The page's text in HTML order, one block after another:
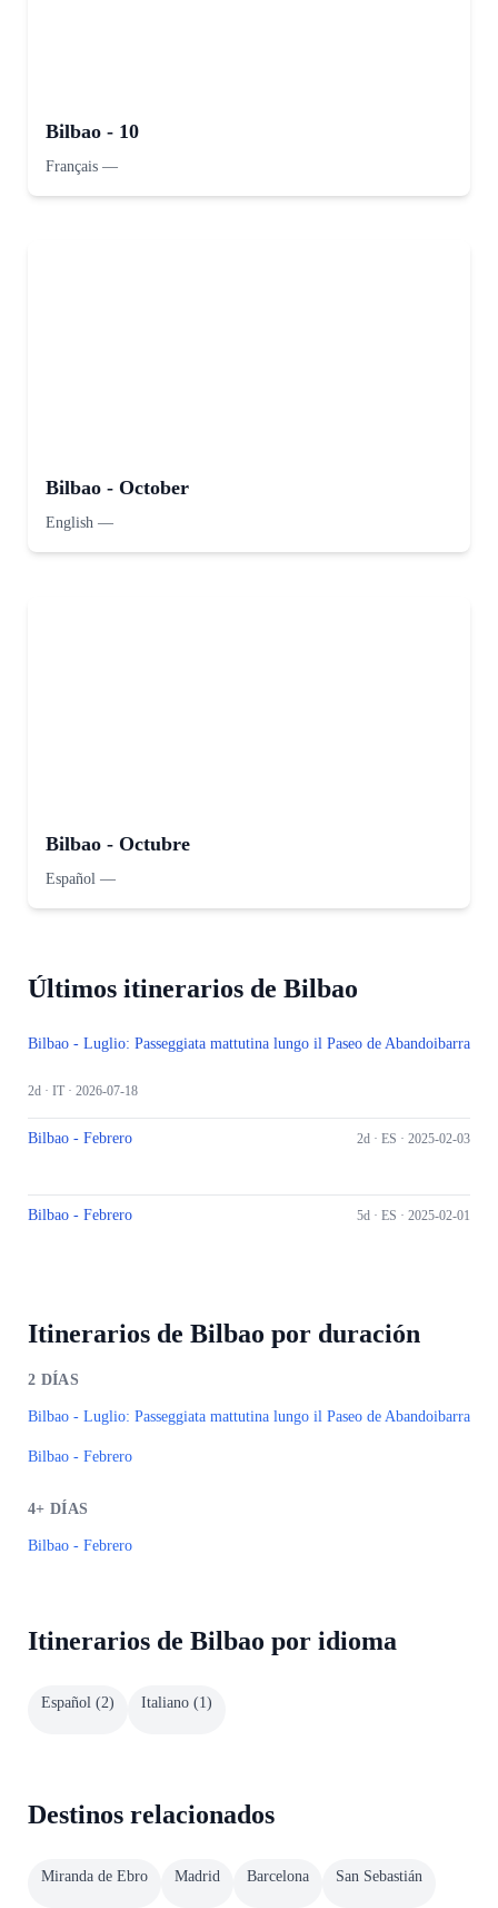
Bilbao - 10
Français —
Bilbao - October
English —
Bilbao - Octubre
Español —
Últimos itinerarios de Bilbao
Bilbao - Luglio: Passeggiata mattutina lungo il Paseo de Abandoibarra
2d · IT · 2026-07-18
Bilbao - Febrero 2d · ES · 2025-02-03
Bilbao - Febrero 5d · ES · 2025-02-01
Itinerarios de Bilbao por duración
2 DÍAS
Bilbao - Luglio: Passeggiata mattutina lungo il Paseo de Abandoibarra
Bilbao - Febrero
4+ DÍAS
Bilbao - Febrero
Itinerarios de Bilbao por idioma
Español (2) Italiano (1)
Destinos relacionados
Miranda de Ebro Madrid Barcelona San Sebastián